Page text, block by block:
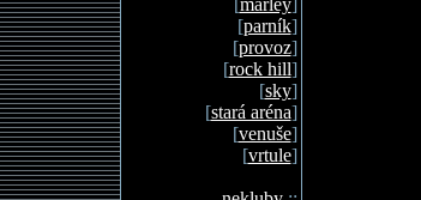
[marley]
[parník]
[provoz]
[rock hill]
[sky]
[stará aréna]
[venuše]
[vrtule]